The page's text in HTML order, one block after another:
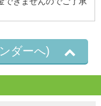
ダーへ)